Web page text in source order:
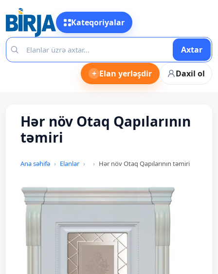
Kateqoriyalar
Axtar
+ Elan yerləşdir Daxil ol
Hər növ Otaq Qapılarının
təmiri
Ana səhifə Elanlar Hər növ Otaq Qapılarının təmiri